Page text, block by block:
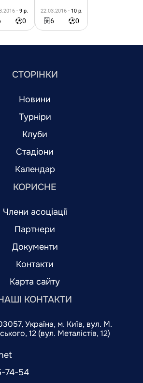
- 9 р.
0
22.03.2016 - 10 р.
6 0
СТОРІНКИ
Новини
Турніри
Клуби
Стадіони
Календар
КОРИСНЕ
Члени асоціації
Партнери
Документи
Контакти
Карта сайту
КОНТАКТИ
Україна, м. Київ, вул. М.
12 (вул. Металістів, 12)
74-54